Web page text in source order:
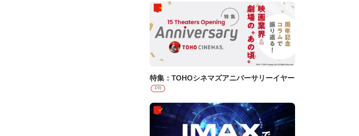
特集：TOHOシネマズアニバーサリーイヤー
PR